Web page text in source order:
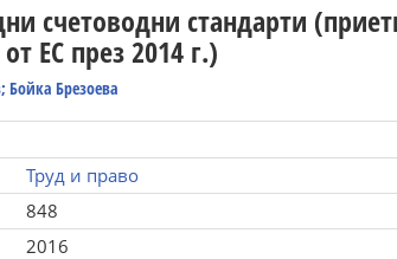
счетоводни стандарти
ЕС през 2014 г.)
Бойка Брезоева
Труд и право
848
2016